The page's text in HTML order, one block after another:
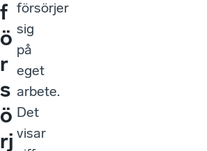
f
ö
r
s
ö
rj
försörjer
sig
på
eget
arbete.
Det
visar